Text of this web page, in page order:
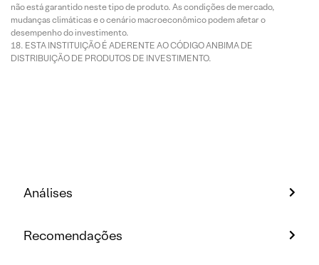
não está garantido neste tipo de produto. As condições de mercado,
mudanças climáticas e o cenário macroeconômico podem afetar o
desempenho do investimento.
ESTA INSTITUIÇÃO É ADERENTE AO CÓDIGO ANBIMA DE
DISTRIBUIÇÃO DE PRODUTOS DE INVESTIMENTO.
Análises
Recomendações